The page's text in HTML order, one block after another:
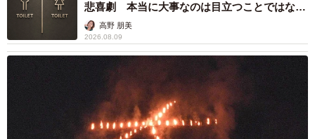
悲喜劇 本当に大事なのは目立つことではな
く…高野 朋美
2026.08.09